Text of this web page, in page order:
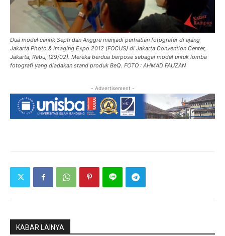
Dua model cantik Septi dan Anggre menjadi perhatian fotografer di ajang
Jakarta Photo & Imaging Expo 2012 (FOCUS) di Jakarta Convention Center,
Jakarta, Rabu, (29/02). Mereka berdua berpose sebagai model untuk lomba
fotografi yang diadakan stand produk BeQ. FOTO : AHMAD FAUZAN
- Advertisement -
KABAR LAINYA